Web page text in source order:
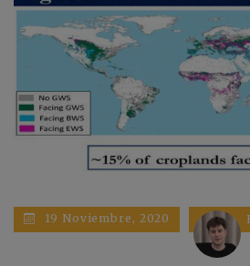
19 Noviembre, 2020